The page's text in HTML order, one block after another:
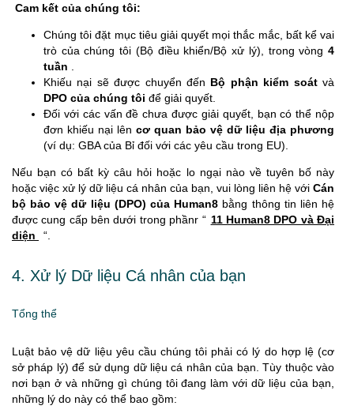
Cam kết của chúng tôi:
Chúng tôi đặt mục tiêu giải quyết mọi thắc mắc, bất kể vai
trò của chúng tôi (Bộ điều khiển/Bộ xử lý), trong vòng 4
tuần
Khiếu nại sẽ được chuyển đến Bộ phận kiểm soátvà
DPO của chúng tôi để giải quyết.
Đối với các vấn đề chưa được giải quyết, bạn có thể nộp
đơn khiếu nại lên cơ quan bảo vệ dữ liệu địa phương
(ví dụ: GBA của Bỉ đối với các yêu cầu trong EU).
Nếu bạn có bất kỳ câu hỏi hoặc lo ngại nào về tuyên bố này
hoặc việc xử lý dữ liệu cá nhân của bạn, vui lòng liên hệ với Cán
bộ bảo vệ dữ liệu (DPO) của Human8 bằng thông tin liên hệ
được cung cấp bên dưới trong phầnr “ 11 Human8 DPO và Đại
diện
“.
4. Xử lý Dữ liệu Cá nhân của bạn
Tổng thể
Luật bảo vệ dữ liệu yêu cầu chúng tôi phải có lý do hợp lệ (cơ
sở pháp lý) để sử dụng dữ liệu cá nhân của bạn. Tùy thuộc vào
nơi bạn ở và những gì chúng tôi đang làm với dữ liệu của bạn,
những lý do này có thể bao gồm: